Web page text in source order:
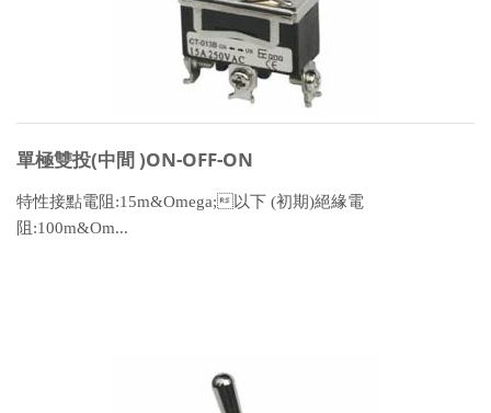
單極雙投(中間 )ON-OFF-ON
特性接點電阻:15m&Omega;以下 (初期)絕緣電
阻:100m&Om...